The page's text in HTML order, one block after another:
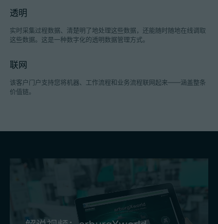
登录
合作伙伴门户网站
China | 中文简体
透明
实时采集过程数据、清楚明了地处理这些数据，还能随时随地在线调取
这些数据。这是一种数字化的透明数据管理方式。
联网
该客户门户支持您将机器、工作流程和业务流程联网起来——涵盖整条
价值链。